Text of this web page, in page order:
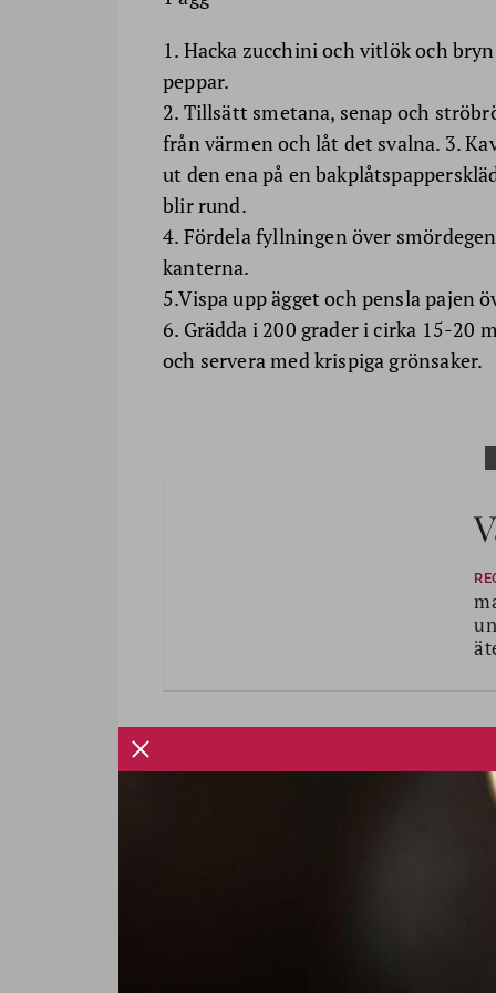
1. Hacka zucchini och vitlök och
peppar.
2. Tillsätt smetana, senap och
från värmen och låt det svalna. 3.
ut den ena på en
blir rund.
4. Fördela fyllningen över
kanterna.
5.Vispa upp ägget och pensla pajen
6. Grädda i 200 grader i cirka 15-
och servera med krispiga grönsaker.